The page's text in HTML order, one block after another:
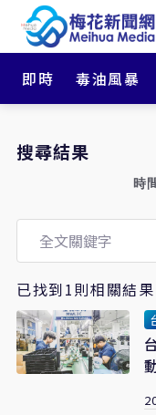
即時 毒油風暴
搜尋結果
時
已找到1則相關結果